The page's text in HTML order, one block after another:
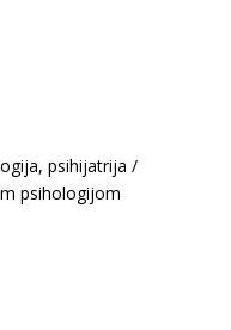
psihijatrija /
psihologijom